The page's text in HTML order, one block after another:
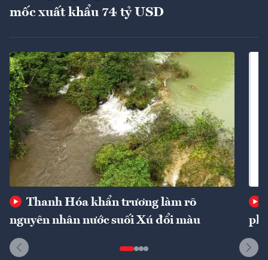
mốc xuất khẩu 74 tỷ USD
Thanh Hóa khẩn trương làm rõ
nguyên nhân nước suối Xú đổi màu
phí